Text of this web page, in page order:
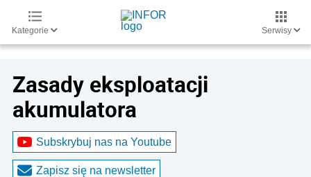
Kategorie Serwisy
Zasady eksploatacji
akumulatora
Subskrybuj nas na Youtube
Zapisz się na newsletter